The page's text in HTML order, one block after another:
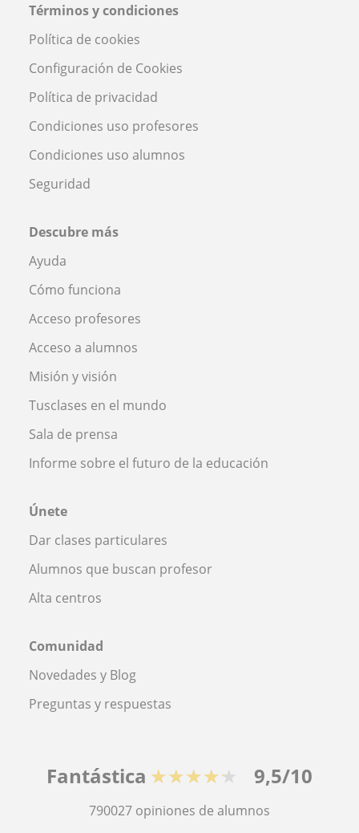
Términos y condiciones
Política de cookies
Configuración de Cookies
Política de privacidad
Condiciones uso profesores
Condiciones uso alumnos
Seguridad
Descubre más
Ayuda
Cómo funciona
Acceso profesores
Acceso a alumnos
Misión y visión
Tusclases en el mundo
Sala de prensa
Informe sobre el futuro de la educación
Únete
Dar clases particulares
Alumnos que buscan profesor
Alta centros
Comunidad
Novedades y Blog
Preguntas y respuestas
Fantástica ★★★★★ 9,5/10
790027 opiniones de alumnos